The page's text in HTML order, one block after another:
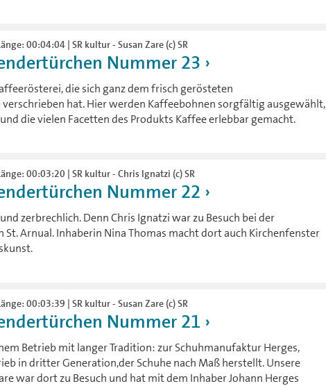
00:04:04 | SR kultur - Susan Zare (c) SR
Nummer 23
die sich ganz dem frisch gerösteten
hat. Hier werden Kaffeebohnen sorgfältig ausgewählt,
die vielen Facetten des Produkts Kaffee erlebbar gemacht.
00:03:20 | SR kultur - Chris Ignatzi (c) SR
Nummer 22
zerbrechlich. Denn Chris Ignatzi war zu Besuch bei der
St. Arnual. Inhaberin Nina Thomas macht dort auch Kirchenfenster
00:03:39 | SR kultur - Susan Zare (c) SR
Nummer 21
Betrieb mit langer Tradition: zur Schuhmanufaktur Herges,
in dritter Generation,der Schuhe nach Maß herstellt. Unsere
war dort zu Besuch und hat mit dem Inhaber Johann Herges